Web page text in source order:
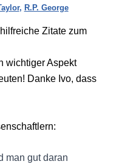
, R.P. George
Zitate zum
wichtiger Aspekt
Danke Ivo, dass
man gut daran